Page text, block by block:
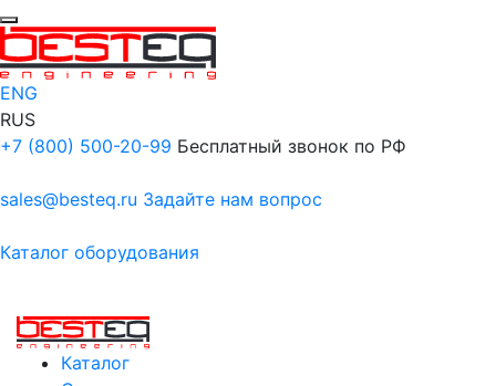
ENG
RUS
+7 (800) 500-20-99 Бесплатный звонок по РФ
sales@besteq.ru Задайте нам вопрос
Каталог оборудования
Каталог